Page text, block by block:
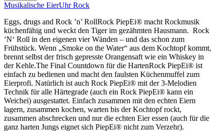
Musikalische EierUhr Rock
Eggs, drugs and Rock ’n’ RollRock PiepEi® macht Rockmusik
küchenfähig und weckt den Tiger im gezähmten Hausmann. Rock
‘N‘ Roll in den eigenen vier Wänden – und das schon zum
Frühstück. Wenn „Smoke on the Water“ aus dem Kochtopf kommt,
brennt selbst der frisch gepresste Orangensaft wie ein Whiskey in
der Kehle.The Final Countdown für die HartenRock PiepEi® ist
einfach zu bedienen und macht den faulsten Küchenmuffel zum
Eierprofi. Natürlich ist auch Rock PiepEi® mit der 3-Melodien
Technik für alle Härtegrade (auch ein Rock PiepEi® kann ein
Weichei) ausgestattet. Einfach zusammen mit den echten Eiern
lagern, zusammen kochen, warten bis der Kochtopf rockt,
zusammen abschrecken und nur die echten Eier essen (auch für die
ganz harten Jungs eignet sich PiepEi® nicht zum Verzehr).